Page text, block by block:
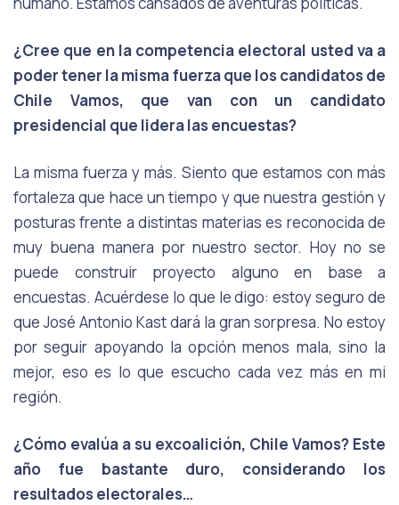
¿Cree que en la competencia electoral usted va a
poder tener la misma fuerza que los candidatos de
Chile Vamos, que van con un candidato
presidencial que lidera las encuestas?
La misma fuerza y más. Siento que estamos con más
fortaleza que hace un tiempo y que nuestra gestión y
posturas frente a distintas materias es reconocida de
muy buena manera por nuestro sector. Hoy no se
puede construir proyecto alguno en base a
encuestas. Acuérdese lo que le digo: estoy seguro de
que José Antonio Kast dará la gran sorpresa. No estoy
por seguir apoyando la opción menos mala, sino la
mejor, eso es lo que escucho cada vez más en mi
región.
¿Cómo evalúa a su excoalición, Chile Vamos? Este
año fue bastante duro, considerando los
resultados electorales…